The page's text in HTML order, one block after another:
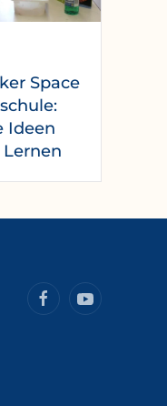
Space
Ideen